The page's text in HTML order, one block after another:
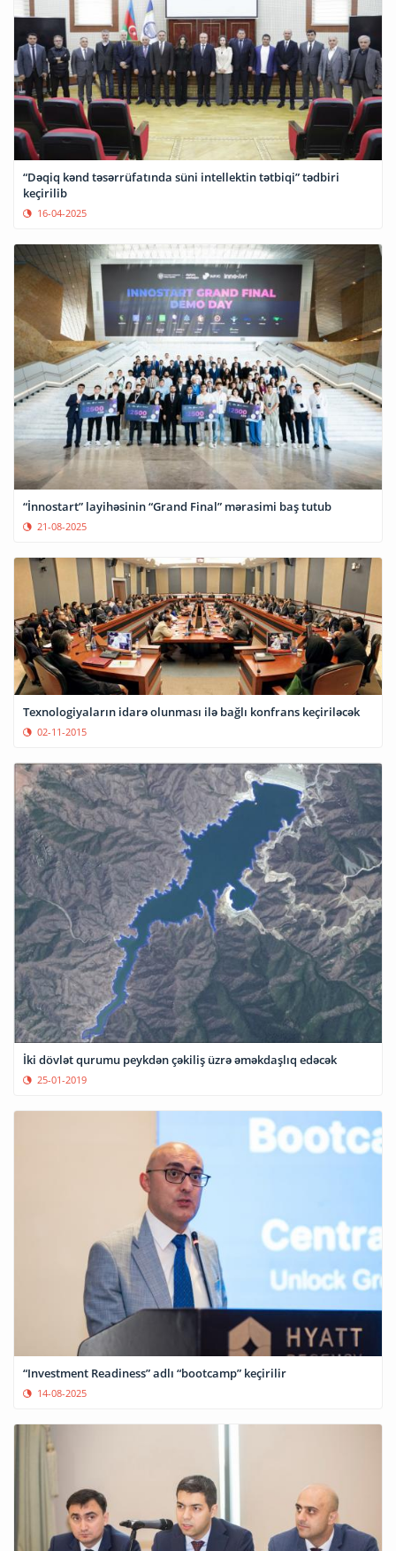
“Dəqiq kənd təsərrüfatında süni intellektin tətbiqi” tədbiri
keçirilib
16-04-2025
“İnnostart” layihəsinin “Grand Final” mərasimi baş tutub
21-08-2025
Texnologiyaların idarə olunması ilə bağlı konfrans keçiriləcək
02-11-2015
İki dövlət qurumu peykdən çəkiliş üzrə əməkdaşlıq edəcək
25-01-2019
“Investment Readiness” adlı “bootcamp” keçirilir
14-08-2025